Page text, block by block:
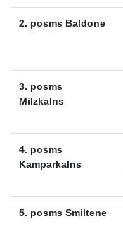
2. posms Baldone
3. posms
Milzkalns
4. posms
Kamparkalns
5. posms Smiltene